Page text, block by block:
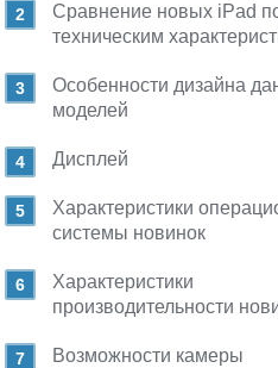
Сравнение новых iPad
техническим
Особенности дизайна
моделей
Дисплей
Характеристики
системы новинок
Характеристики
производительности
Возможности камеры